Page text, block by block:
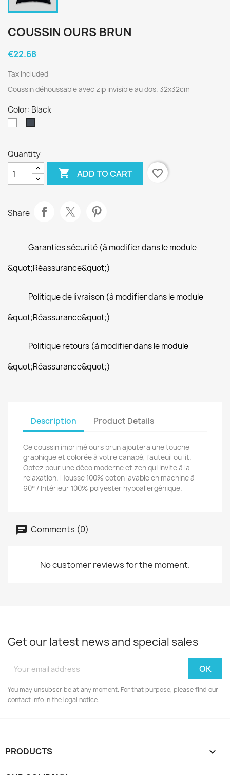
COUSSIN OURS BRUN
€22.68
Tax included
Coussin déhoussable avec zip invisible au dos. 32x32cm
Color: Black
Quantity
 ADD TO CART favorite_border
Share
Garanties sécurité (à modifier dans le module
&quot;Réassurance&quot;)
Politique de livraison (à modifier dans le module
&quot;Réassurance&quot;)
Politique retours (à modifier dans le module
&quot;Réassurance&quot;)
Description Product Details
Ce coussin imprimé ours brun ajoutera une touche
graphique et colorée à votre canapé, fauteuil ou lit.
Optez pour une déco moderne et zen qui invite à la
relaxation. Housse 100% coton lavable en machine à
60° / Intérieur 100% polyester hypoallergénique.
Comments (0)
No customer reviews for the moment.
Get our latest news and special sales
You may unsubscribe at any moment. For that purpose, please find our
contact info in the legal notice.
PRODUCTS 